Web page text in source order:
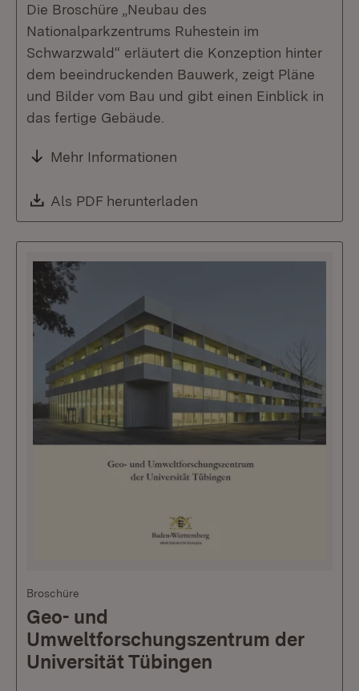
Die Broschüre „Neubau des
Nationalparkzentrums Ruhestein im
Schwarzwald“ erläutert die Konzeption hinter
dem beeindruckenden Bauwerk, zeigt Pläne
und Bilder vom Bau und gibt einen Einblick in
das fertige Gebäude.
Mehr Informationen
Download:
Als PDF herunterladen
Broschüre
Geo- und
Umweltforschungszentrum der
Universität Tübingen